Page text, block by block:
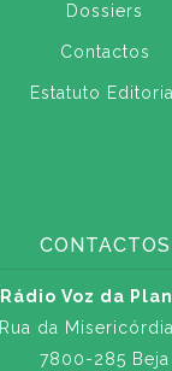
Dossiers
Contactos
Estatuto Editorial
CONTACTOS
Rádio Voz da
Rua da
7800-285 Beja